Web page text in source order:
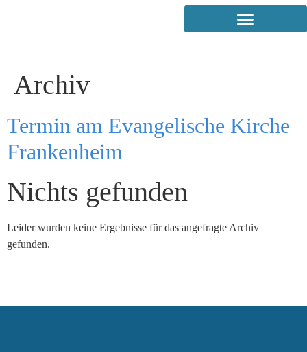
Archiv
Termin am Evangelische Kirche
Frankenheim
Nichts gefunden
Leider wurden keine Ergebnisse für das angefragte Archiv
gefunden.